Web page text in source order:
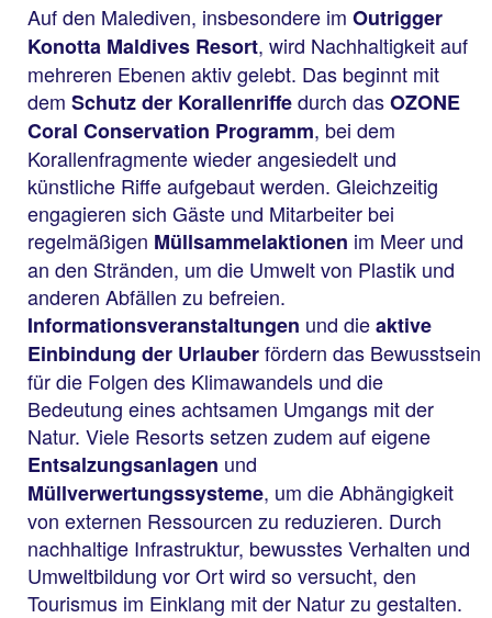
Auf den Malediven, insbesondere im Outrigger
Konotta Maldives Resort, wird Nachhaltigkeit auf
mehreren Ebenen aktiv gelebt. Das beginnt mit
dem Schutz der Korallenriffedurch dasOZONE
Coral Conservation Programm, bei dem
Korallenfragmente wieder angesiedelt und
künstliche Riffe aufgebaut werden. Gleichzeitig
engagieren sich Gäste und Mitarbeiter bei
regelmäßigen Müllsammelaktionen im Meer und
an den Stränden, um die Umwelt von Plastik und
anderen Abfällen zu befreien.
Informationsveranstaltungen und dieaktive
Einbindung der Urlauberfördern das Bewusstsein
für die Folgen des Klimawandels und die
Bedeutung eines achtsamen Umgangs mit der
Natur. Viele Resorts setzen zudem auf eigene
Entsalzungsanlagen und
Müllverwertungssysteme, um die Abhängigkeit
von externen Ressourcen zu reduzieren. Durch
nachhaltige Infrastruktur, bewusstes Verhalten und
Umweltbildung vor Ort wird so versucht, den
Tourismus im Einklang mit der Natur zu gestalten.